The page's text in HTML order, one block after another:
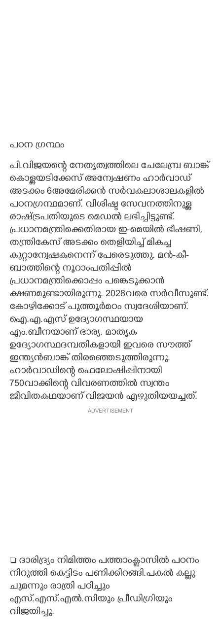
പഠന ഗ്രന്ഥം
പി.വിജയന്റെ നേതൃത്വത്തിലെ ചേലേമ്പ്ര ബാങ്ക്
കൊള്ളയടിക്കേസ് അന്വേഷണം ഹാർവാഡ്
അടക്കം 6അമേരിക്കൻ സർവകലാശാലകളിൽ
പഠനഗ്രന്ഥമാണ്. വിശിഷ്ട സേവനത്തിനുള്ള
രാഷ്ട്രപതിയുടെ മെഡൽ ലഭിച്ചിട്ടുണ്ട്.
പ്രധാനമന്ത്രിക്കെതിരായ ഇ-മെയിൽ ഭീഷണി,
തന്ത്രികേസ് അടക്കം തെളിയിച്ച് മികച്ച
കുറ്റാന്വേഷകനെന്ന് പേരെടുത്തു. മൻ-കീ-
ബാത്തിന്റെ നൂറാംപതിപ്പിൽ
പ്രധാനമന്ത്രിക്കൊപ്പം പങ്കെടുക്കാൻ
ക്ഷണമുണ്ടായിരുന്നു. 2028വരെ സർവീസുണ്ട്.
കോഴിക്കോട് പുത്തൂർമഠം സ്വദേശിയാണ്.
ഐ.എ.എസ് ഉദ്യോഗസ്ഥയായ
എം.ബീനയാണ് ഭാര്യ. മാതൃക
ഉദ്യോഗസ്ഥദമ്പതികളായി ഇവരെ സൗത്ത്
ഇന്ത്യൻബാങ്ക് തിരഞ്ഞെടുത്തിരുന്നു.
ഹാർവാഡിന്റെ ഫെലോഷിപ്പിനായി
750വാക്കിന്റെ വിവരണത്തിൽ സ്വന്തം
ജീവിതകഥയാണ് വിജയൻ എഴുതിയയച്ചത്.
ADVERTISEMENT
 ദാരിദ്ര്യം നിമിത്തം പത്താംക്ലാസിൽ പഠനം
നിറുത്തി കെട്ടിടം പണിക്കിറങ്ങി.പകൽ കല്ലു
ചുമന്നും രാത്രി പഠിച്ചും
എസ്.എസ്.എൽ.സിയും പ്രീഡിഗ്രിയും
വിജയിച്ചു.